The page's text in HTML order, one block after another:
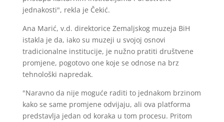
jednakosti", rekla je Čekić.
Ana Marić, v.d. direktorice Zemaljskog muzeja BiH
istakla je da, iako su muzeji u svojoj osnovi
tradicionalne institucije, je nužno pratiti društvene
promjene, pogotovo one koje se odnose na brz
tehnološki napredak.
"Naravno da nije moguće raditi to jednakom brzinom
kako se same promjene odvijaju, ali ova platforma
predstavlja jedan od koraka u tom procesu. Pritom